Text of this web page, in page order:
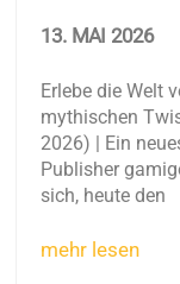
13. MAI 2026
Erlebe die Welt
mythischen
2026) | Ein
Publisher
sich, heute den
mehr lesen